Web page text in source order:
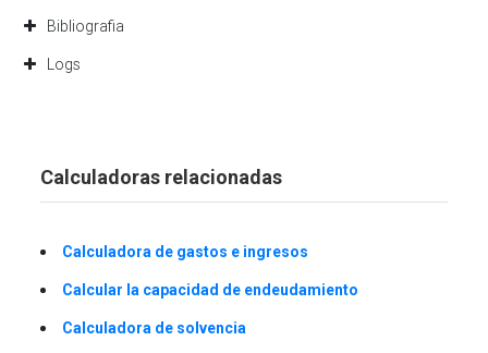
Bibliografia
Logs
Calculadoras relacionadas
Calculadora de gastos e ingresos
Calcular la capacidad de endeudamiento
Calculadora de solvencia